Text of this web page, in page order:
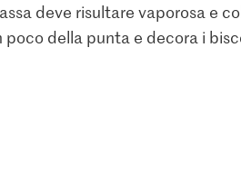
deve risultare vaporosa e
della punta e decora i